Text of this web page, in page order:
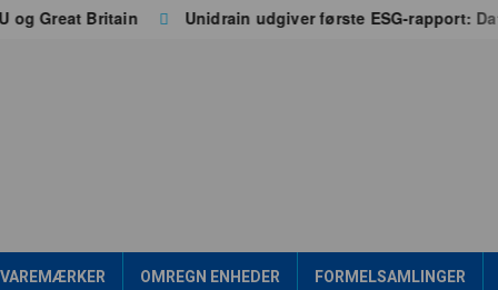
Britain Unidrain udgiver første ESG-rapport: Data
OMREGN ENHEDER FORMELSAMLINGER